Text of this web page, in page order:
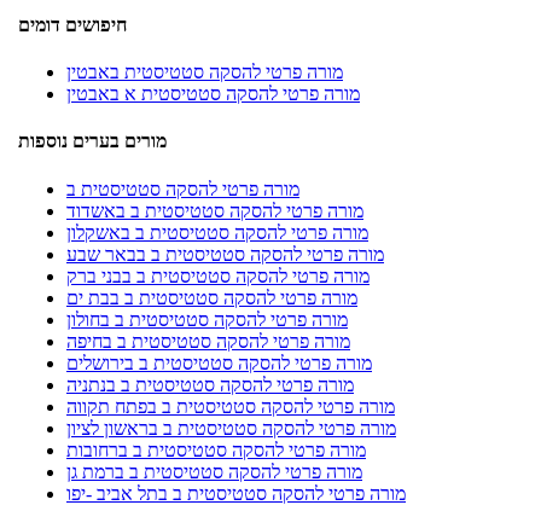
חיפושים דומים
מורה פרטי להסקה סטטיסטית באבטין
מורה פרטי להסקה סטטיסטית א באבטין
מורים בערים נוספות
מורה פרטי להסקה סטטיסטית ב
מורה פרטי להסקה סטטיסטית ב באשדוד
מורה פרטי להסקה סטטיסטית ב באשקלון
מורה פרטי להסקה סטטיסטית ב בבאר שבע
מורה פרטי להסקה סטטיסטית ב בבני ברק
מורה פרטי להסקה סטטיסטית ב בבת ים
מורה פרטי להסקה סטטיסטית ב בחולון
מורה פרטי להסקה סטטיסטית ב בחיפה
מורה פרטי להסקה סטטיסטית ב בירושלים
מורה פרטי להסקה סטטיסטית ב בנתניה
מורה פרטי להסקה סטטיסטית ב בפתח תקווה
מורה פרטי להסקה סטטיסטית ב בראשון לציון
מורה פרטי להסקה סטטיסטית ב ברחובות
מורה פרטי להסקה סטטיסטית ב ברמת גן
מורה פרטי להסקה סטטיסטית ב בתל אביב -יפו